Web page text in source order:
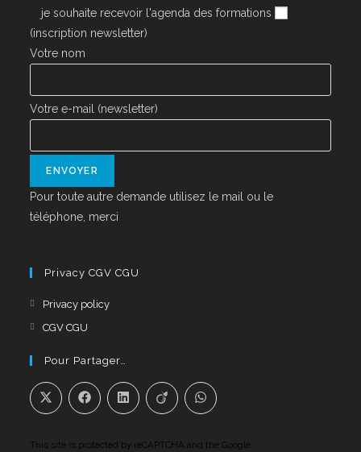
je souhaite recevoir l'agenda des formations
(inscription newsletter)
Votre nom
Votre e-mail (newsletter)
Pour toute autre demande utilisez le mail ou le
téléphone, merci
Privacy CGV CGU
Privacy policy
CGV CGU
Pour Partager…
This site is protected by reCAPTCHA and the Google